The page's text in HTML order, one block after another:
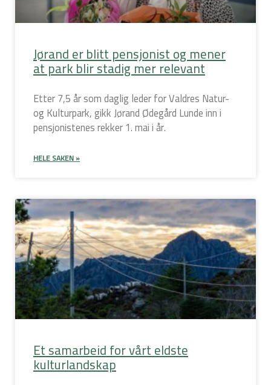
Jørand er blitt pensjonist og mener
at park blir stadig mer relevant
Etter 7,5 år som daglig leder for Valdres Natur-
og Kulturpark, gikk Jørand Ødegård Lunde inn i
pensjonistenes rekker 1. mai i år.
HELE SAKEN »
Et samarbeid for vårt eldste
kulturlandskap